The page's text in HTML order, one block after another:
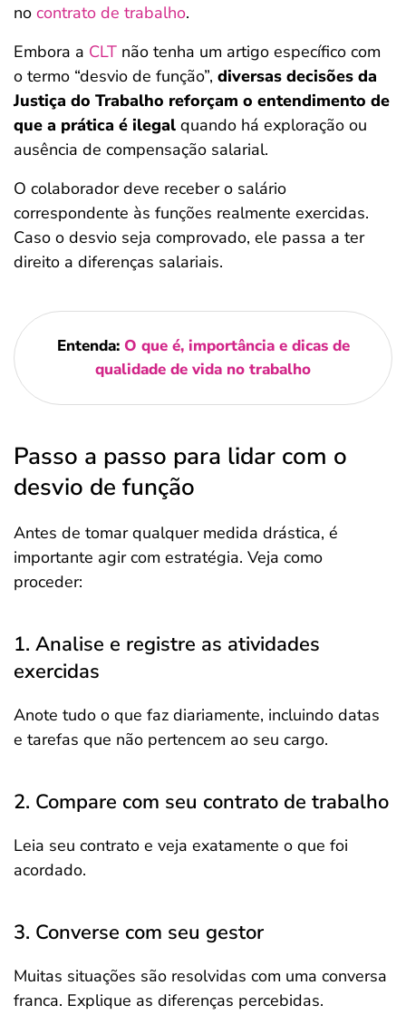
no contrato de trabalho.
Embora a CLT não tenha um artigo específico com
o termo “desvio de função”, diversas decisões da
Justiça do Trabalho reforçam o entendimento de
que a prática é ilegal quando há exploração ou
ausência de compensação salarial.
O colaborador deve receber o salário
correspondente às funções realmente exercidas.
Caso o desvio seja comprovado, ele passa a ter
direito a diferenças salariais.
Entenda: O que é, importância e dicas de
qualidade de vida no trabalho
Passo a passo para lidar com o
desvio de função
Antes de tomar qualquer medida drástica, é
importante agir com estratégia. Veja como
proceder:
1. Analise e registre as atividades
exercidas
Anote tudo o que faz diariamente, incluindo datas
e tarefas que não pertencem ao seu cargo.
2. Compare com seu contrato de trabalho
Leia seu contrato e veja exatamente o que foi
acordado.
3. Converse com seu gestor
Muitas situações são resolvidas com uma conversa
franca. Explique as diferenças percebidas.